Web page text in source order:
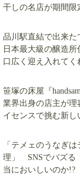
干しの名店が期間限
品川駅直結で出来た
日本最大級の醸造
口広く迎え入れてく
笹塚の床屋『
業界出身の店主が理
イセンスで挑む新
「テメェのうなぎ
理」 SNSでバズる
当においしいのか